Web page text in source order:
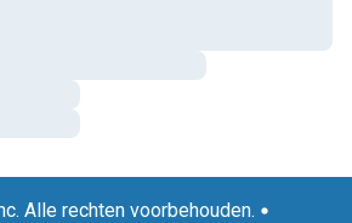
Alle rechten voorbehouden.